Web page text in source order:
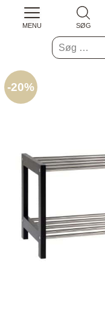
Søg
efter:
MENU SØG
-20%